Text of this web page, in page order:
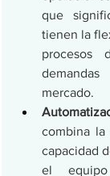
que
tienen la
procesos
mercado.
combina la
capacidad
el